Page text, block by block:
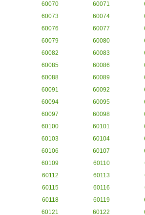
60070
60071
60073
60074
60076
60077
60079
60080
60082
60083
60085
60086
60088
60089
60091
60092
60094
60095
60097
60098
60100
60101
60103
60104
60106
60107
60109
60110
60112
60113
60115
60116
60118
60119
60121
60122